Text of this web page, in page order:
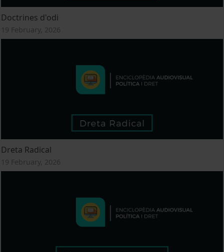
Doctrines d'odi
19 February, 2026
Dreta Radical
19 February, 2026